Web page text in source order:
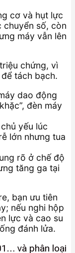
cơ và hụt lực
chuyển số, còn
máy vẫn lên
chứng, vì
tách bạch.
dao động
đèn máy
yếu lúc
lớn nhưng tua
rõ ở chế độ
tăng ga tại
bạn ưu tiên
nếu nghi hộp
lực và cao su
đánh lửa.
và phân loại